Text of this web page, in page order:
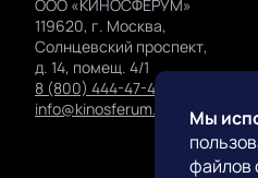
ООО «КИНОСФЕРУМ»
119620, г. Москва,
Солнцевский проспект,
д. 14, помещ. 4/1
8 (800) 444-47-42
info@kinosferum.org
Мы
файлов